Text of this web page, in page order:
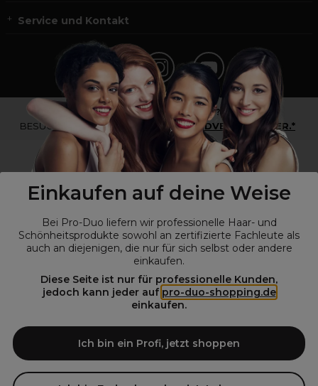
Einkaufen auf deine Weise
Bei Pro-Duo liefern wir professionelle Haar- und
Schönheitsprodukte sowohl an zertifizierte Fachleute als
auch an diejenigen, die nur für sich selbst oder andere
einkaufen.
Diese Seite ist nur für professionelle Kunden,
jedoch kann jeder auf pro-duo-shopping.de
einkaufen.
Ich bin ein Profi, jetzt shoppen
Service und Kontakt
*Du bist kein Profikunde?
BESUCHE
UNSERE WEBSEITE FÜR ENDVERBRAUCHER.*
© Alle Rechte vorbehalten © Pro-Duo2026
Pro-Duo ist Ihr zuverlässiger Partner für hochwertige Produkte im
hochwertigen Produkte, von der Haarpflege über das Make-up bis hin
zu Spezialwerkzeugen, sind so konzipiert, dass sie die Erwartungen
von Friseursalons und Kosmetikstudios übertreffen. Verlassen Sie sich
auf Pro-Duo für erstklassige Qualität und zeitgemäße Lösungen.